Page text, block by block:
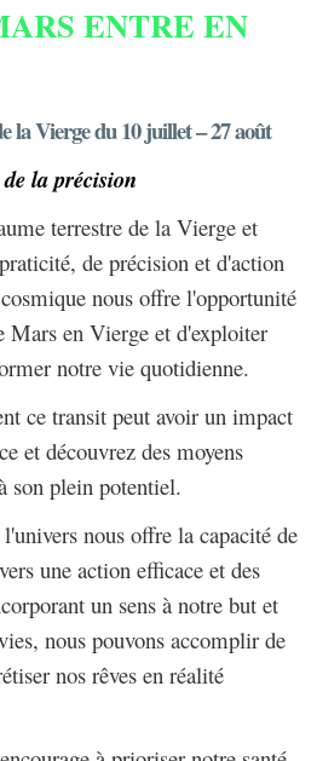
ENTRE EN
la Vierge du 10 juillet – 27 août
la précision
terrestre de la Vierge et
de précision et d'action
nous offre l'opportunité
Mars en Vierge et d'exploiter
notre vie quotidienne.
ce transit peut avoir un impact
et découvrez des moyens
son plein potentiel.
nous offre la capacité de
une action efficace et des
un sens à notre but et
nous pouvons accomplir de
nos rêves en réalité